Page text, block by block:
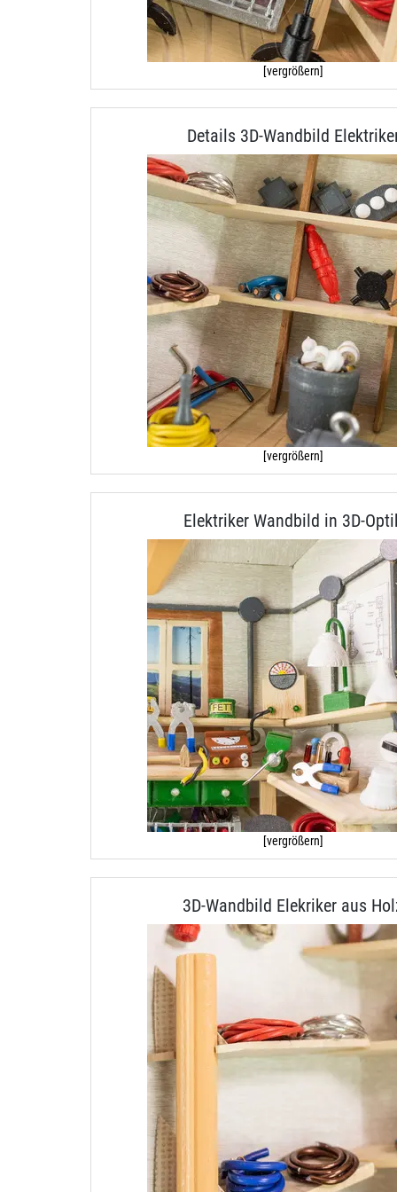
[vergrößern]
Details 3D-Wandbild
[vergrößern]
Elektriker Wandbild in 3D-
[vergrößern]
3D-Wandbild Elekriker aus